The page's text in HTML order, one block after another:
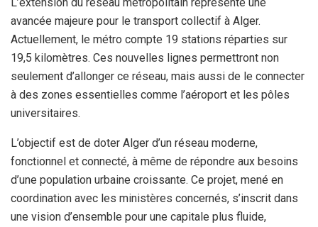
avancée majeure pour le transport collectif à Alger.
Actuellement, le métro compte 19 stations réparties sur
19,5 kilomètres. Ces nouvelles lignes permettront non
seulement d’allonger ce réseau, mais aussi de le connecter
à des zones essentielles comme l’aéroport et les pôles
universitaires.
L’objectif est de doter Alger d’un réseau moderne,
fonctionnel et connecté, à même de répondre aux besoins
d’une population urbaine croissante. Ce projet, mené en
coordination avec les ministères concernés, s’inscrit dans
une vision d’ensemble pour une capitale plus fluide,